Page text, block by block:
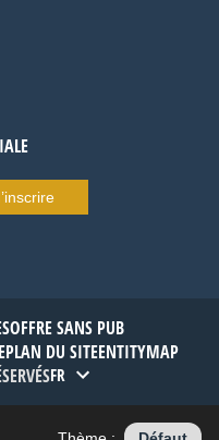
OFFRE SANS PUB
PLAN DU SITEENTITYMAP
FR